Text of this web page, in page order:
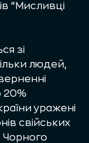
“Мисливці
зі
людей,
20%
уражені
свійських
Чорного